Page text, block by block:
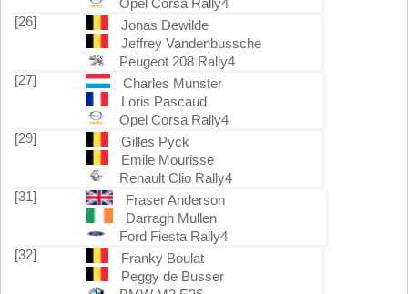
Opel Corsa Rally4
[26]
Jonas Dewilde
Jeffrey Vandenbussche
Peugeot 208 Rally4
[27]
Charles Munster
Loris Pascaud
Opel Corsa Rally4
[29]
Gilles Pyck
Emile Mourisse
Renault Clio Rally4
[31]
Fraser Anderson
Darragh Mullen
Ford Fiesta Rally4
[32]
Franky Boulat
Peggy de Busser